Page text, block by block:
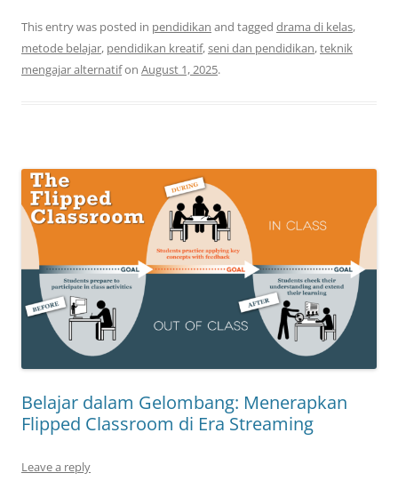
This entry was posted in pendidikan and tagged drama di kelas,
metode belajar, pendidikan kreatif,seni dan pendidikan,teknik
mengajar alternatifon August 1, 2025.
Belajar dalam Gelombang: Menerapkan
Flipped Classroom di Era Streaming
Leave a reply